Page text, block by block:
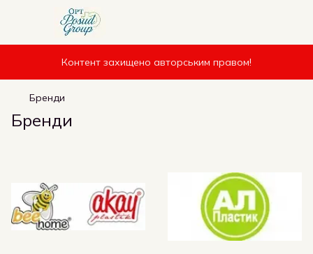
Контент захищено авторським правом!
Бренди
Бренди